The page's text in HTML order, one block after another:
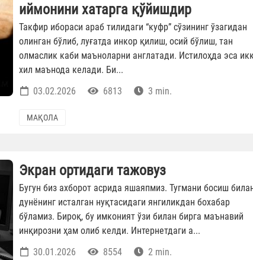
иймонини хатарга қўйишдир
Такфир ибораси араб тилидаги “куфр” сўзининг ўзагидан
олинган бўлиб, луғатда инкор қилиш, осий бўлиш, тан
олмаслик каби маъноларни англатади. Истилоҳда эса
хил маънода келади. Би...
03.02.2026
6813 3 min.
МАҚОЛА
Экран ортидаги тажовуз
Бугун биз ахборот асрида яшаяпмиз. Тугмани босиш
дунёнинг исталган нуқтасидаги янгиликдан бохабар
бўламиз. Бироқ, бу имконият ўзи билан бирга маънавий
инқирозни ҳам олиб келди. Интернетдаги а...
30.01.2026
8554 2 min.